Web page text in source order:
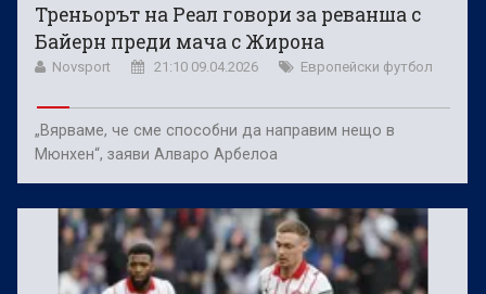
Треньорът на Реал говори за реванша с
Байерн преди мача с Жирона
Novsport 21:10 09.04.2026 Европейски футбол
„Вярваме, че сме способни да направим нещо в
Мюнхен“, заяви Алваро Арбелоа